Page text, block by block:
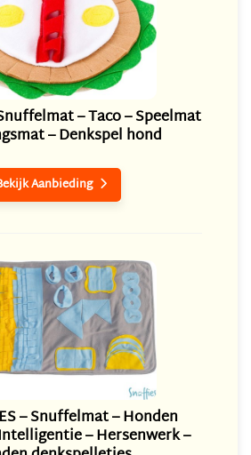
– Taco – Speelmat
– Denkspel hond
Aanbieding 
– Snuffelmat – Honden
– Hersenwerk –